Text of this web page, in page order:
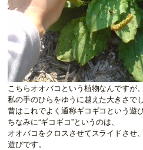
こちらオオバコという植物なんですが
私の手のひらをゆうに越えた大きさで
昔はこれでよく通称ギコギコという遊
ちなみに“ギコギコ”というのは、
オオバコをクロスさせてスライドさせ
遊びです。